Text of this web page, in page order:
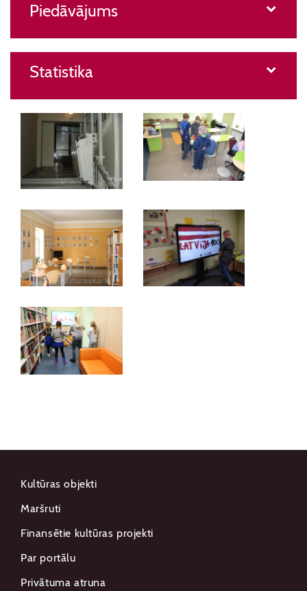
Piedāvājums
Statistika
Kultūras objekti
Maršruti
Finansētie kultūras projekti
Par portālu
Privātuma atruna